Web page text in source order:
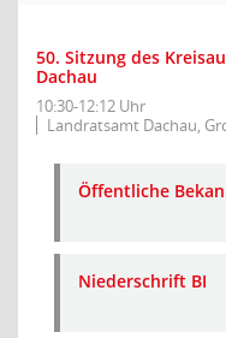
50. Sitzung des
Dachau
10:30-12:12 Uhr
Landratsamt Dachau,
Öffentliche
Niederschrift BI